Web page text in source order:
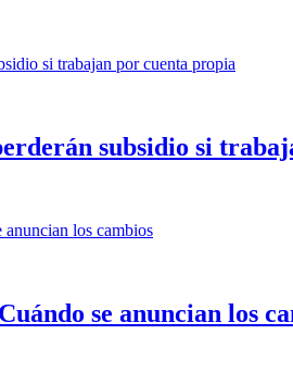
subsidio si
se anuncian los